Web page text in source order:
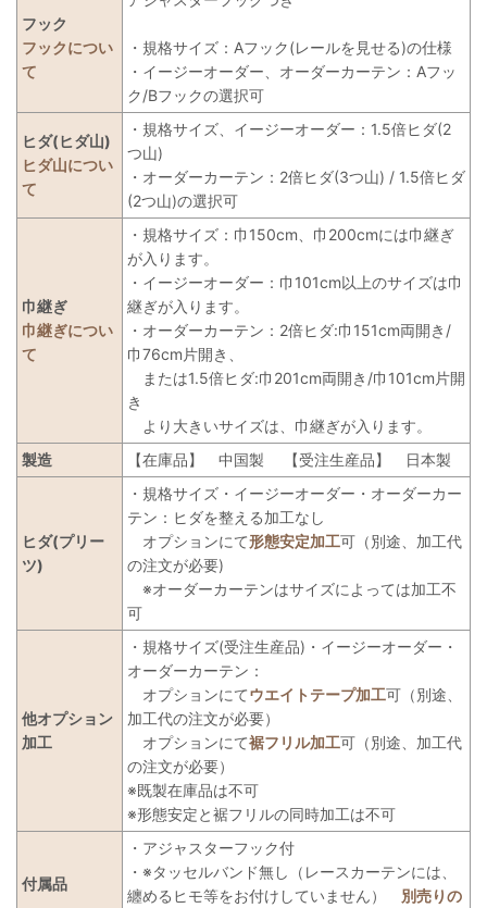
フック
フックについ
て
・規格サイズ：Aフック(レールを見せる)の仕様
・イージーオーダー、オーダーカーテン：Aフッ
ク/Bフックの選択可
ヒダ(ヒダ山)
ヒダ山につい
て
・規格サイズ、イージーオーダー：1.5倍ヒダ(2
つ山)
・オーダーカーテン：2倍ヒダ(3つ山) / 1.5倍ヒダ
(2つ山)の選択可
巾継ぎ
巾継ぎについ
て
・規格サイズ：巾150cm、巾200cmには巾継ぎ
が入ります。
・イージーオーダー：巾101cm以上のサイズは巾
継ぎが入ります。
・オーダーカーテン：2倍ヒダ:巾151cm両開き/
巾76cm片開き、
または1.5倍ヒダ:巾201cm両開き/巾101cm片開
き
より大きいサイズは、巾継ぎが入ります。
製造
【在庫品】 中国製 【受注生産品】 日本製
ヒダ(プリー
ツ)
・規格サイズ・イージーオーダー・オーダーカー
テン：ヒダを整える加工なし
オプションにて形態安定加工可（別途、加工代
の注文が必要)
※オーダーカーテンはサイズによっては加工不
可
他オプション
加工
・規格サイズ(受注生産品)・イージーオーダー・
オーダーカーテン：
オプションにてウエイトテープ加工可（別途、
加工代の注文が必要）
オプションにて裾フリル加工可（別途、加工代
の注文が必要）
※既製在庫品は不可
※形態安定と裾フリルの同時加工は不可
付属品
・アジャスターフック付
・※タッセルバンド無し（レースカーテンには、
纏めるヒモ等をお付けしていません） 別売りの